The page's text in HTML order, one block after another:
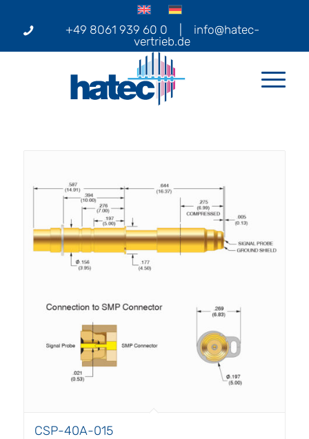
+49 8061 939 60 0
info@hatec-
vertrieb.de
CSP-40A-015